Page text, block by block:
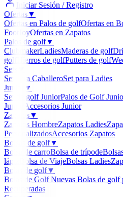
Iniciar Sesión / Registro
Ofertas▼
Ofertas en Palos de golfOfertas en
FootJoyOfertas en Zapatos
Palos de golf▼
ClubmakerLadiesMaderas de golf
golf
Hierros de golfPutters de golf
Sets
Set para CaballeroSet para Ladies
Junior
▼
Set de golf JuniorPalos de Golf
Junior
Accesorios Junior
Zapatos▼
Zapatos HombreZapatos Ladies
PersonalizadosAccesorios Zapatos
Bolsas de golf▼
Bolsa de carroBolsa de trípode
lápiz
Bolsa de ViajeBolsas Ladies
Bolas de golf▼
Bolas de Golf Nuevas Bolas de golf
Recuperadas